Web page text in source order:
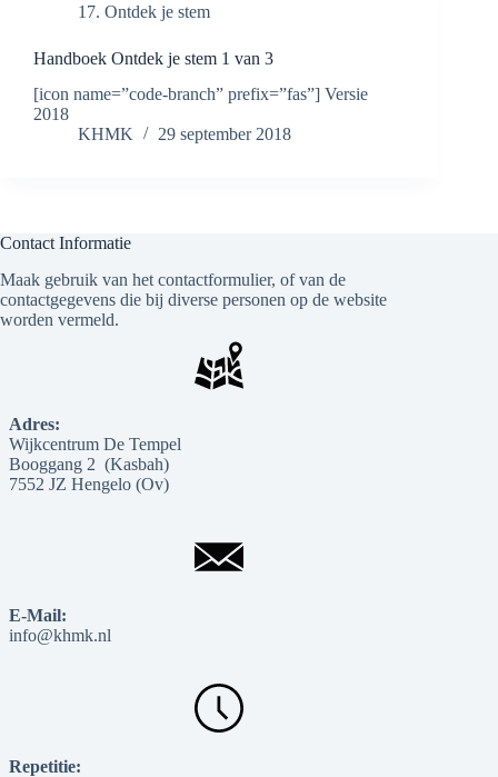
17. Ontdek je stem
Handboek Ontdek je stem 1 van 3
[icon name=”code-branch” prefix=”fas”] Versie
2018
KHMK
29 september 2018
Contact Informatie
Maak gebruik van het contactformulier, of van de
contactgegevens die bij diverse personen op de website
worden vermeld.
Adres:
Wijkcentrum De Tempel
Booggang 2 (Kasbah)
7552 JZ Hengelo (Ov)
E-Mail:
info@khmk.nl
Repetitie: